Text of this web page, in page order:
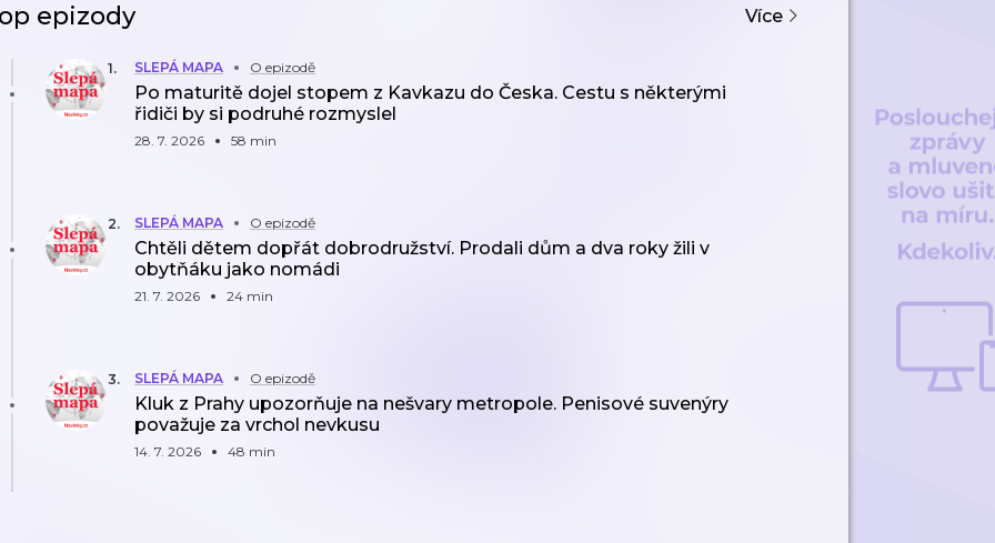
epizody Více
1. SLEPÁ MAPA O epizodě
Po maturitě dojel stopem z Kavkazu do Česka. Cestu s některými
řidiči by si podruhé rozmyslel
28. 7. 2026 58 min
2. SLEPÁ MAPA O epizodě
Chtěli dětem dopřát dobrodružství. Prodali dům a dva roky žili v
obytňáku jako nomádi
21. 7. 2026 24 min
3. SLEPÁ MAPA O epizodě
Kluk z Prahy upozorňuje na nešvary metropole. Penisové suvenýry
považuje za vrchol nevkusu
14. 7. 2026 48 min